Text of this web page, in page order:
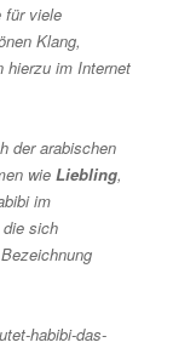
für viele
Klang,
hierzu im Internet
der arabischen
wie Liebling,
im
die sich
habibi-das-